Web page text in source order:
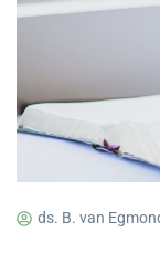
ds. B. van